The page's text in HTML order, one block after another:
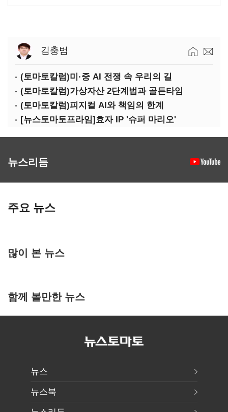
김충범
(토마토칼럼)미·중 AI 전쟁 속 우리의 길
(토마토칼럼)가상자산 2단계법과 골든타임
(토마토칼럼)피지컬 AI와 책임의 한계
[뉴스토마토프라임]효자 IP '슈퍼 마리오'
뉴스리듬
주요 뉴스
많이 본 뉴스
함께 볼만한 뉴스
뉴스
뉴스북